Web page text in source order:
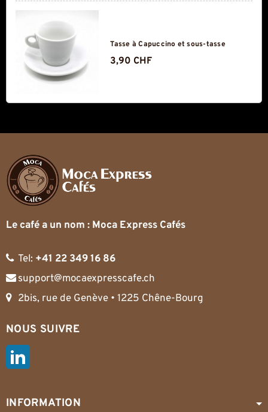
Tasse à Capuccino et sous-tasse
3,90 CHF
Le café a un nom : Moca Express Cafés
Tel: +41 22 349 16 86
support@mocaexpresscafe.ch
2bis, rue de Genève • 1225 Chêne-Bourg
NOUS SUIVRE
INFORMATION